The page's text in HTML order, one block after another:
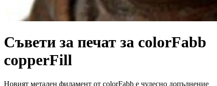
Съвети за печат за colorFabb
copperFill
Новият метален филамент от colorFabb е чудесно допълнение